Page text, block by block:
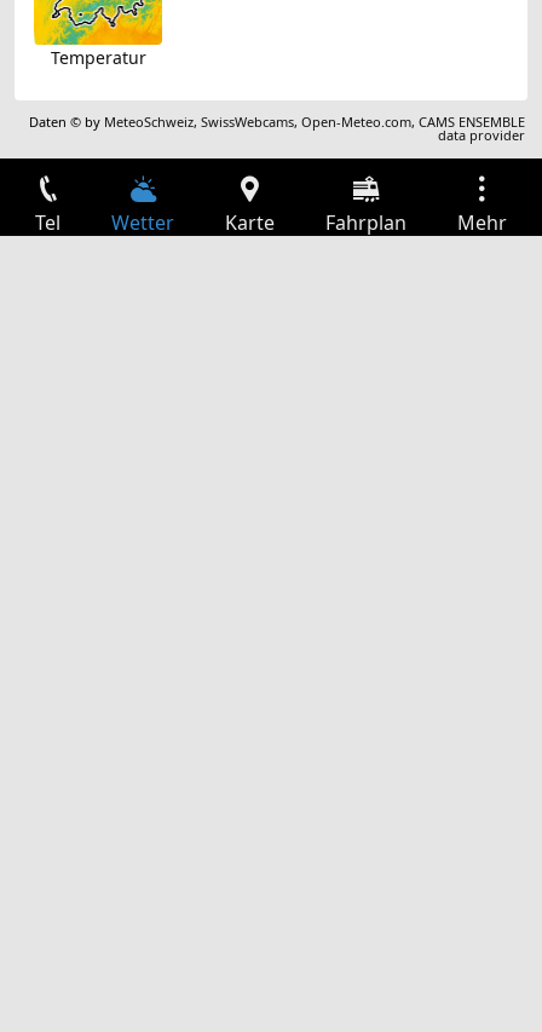
Temperatur
Daten © by MeteoSchweiz,SwissWebcams,Open-Meteo.com,CAMS ENSEMBLE
data provider
Tel Wetter Karte Fahrplan Mehr